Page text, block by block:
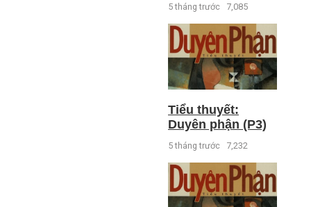
5 tháng trước 7,085
Tiểu thuyết:
Duyên phận (P3)
5 tháng trước 7,232